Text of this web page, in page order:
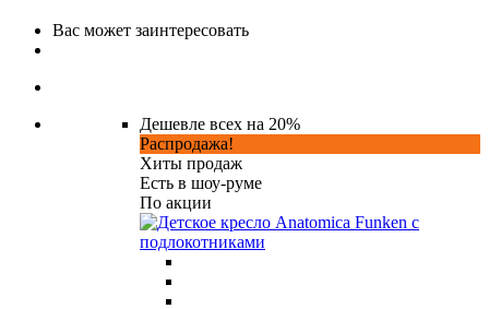
Вас может заинтересовать
Дешевле всех на 20%
Распродажа!
Хиты продаж
Есть в шоу-руме
По акции